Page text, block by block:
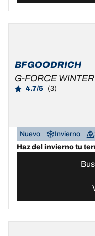
BFGOODRICH
G-FORCE
4.7/5 (3)
Nuevo Invierno
Haz del invierno tu